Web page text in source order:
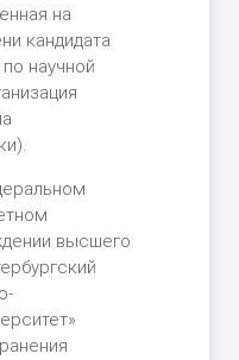
на
кандидата
научной
высшего